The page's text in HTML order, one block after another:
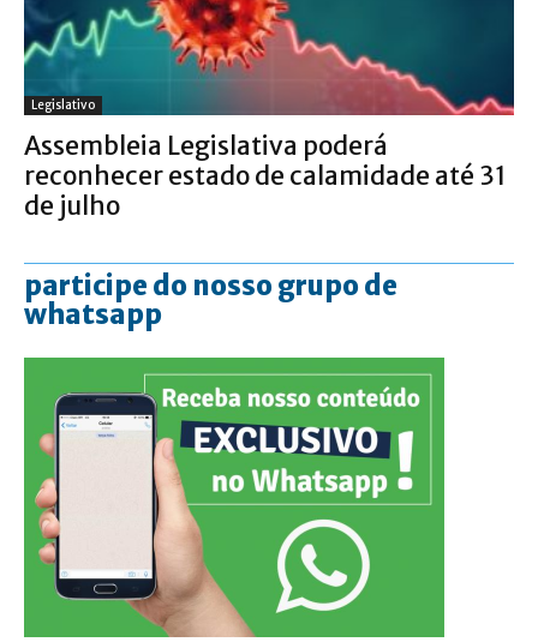
Legislativo
Assembleia Legislativa poderá
reconhecer estado de calamidade até 31
de julho
participe do nosso grupo de
whatsapp